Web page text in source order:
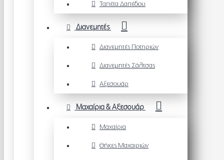
Ταπέτα Δαπέδου
Διανεμητές
Διανεμητές Ποτηριών
Διανεμητές Σάλτσας
Αξεσουάρ
Μαχαίρια & Αξεσουάρ
Μαχαίρια
Θήκες Μαχαιριών